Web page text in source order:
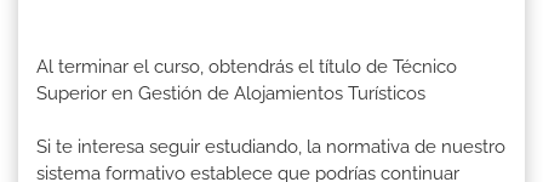
Al terminar el curso, obtendrás el título de Técnico
Superior en Gestión de Alojamientos Turísticos
Si te interesa seguir estudiando, la normativa de nuestro
sistema formativo establece que podrías continuar